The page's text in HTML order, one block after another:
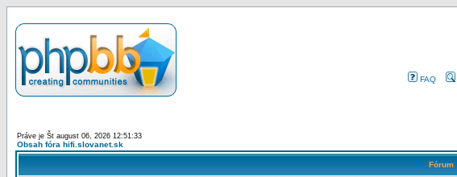
FAQ
Práve je Št august 06, 2026 12:51:33
Obsah fóra hifi.slovanet.sk
Fórum